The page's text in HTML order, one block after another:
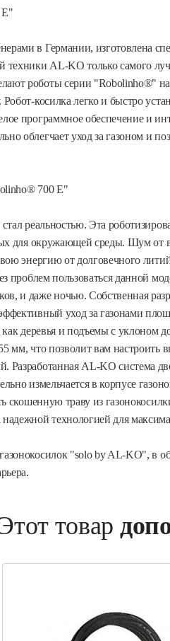
E"
в Германии, изготовлена
техники AL-KO только самого
роботы серии "Robolinho®"
косилка легко и быстро
программное обеспечение и
облегчает уход за газоном и
700 E"
реальностью. Эта
для окружающей среды. Шум от
энергию от долговечного
проблем пользоваться данной
и даже ночью. Собственная
уход за газонами
деревья и подъемы с уклоном
мм, что позволит вам настроить
Разработанная AL-KO система
измельчается в корпусе
скошенную траву из
технологией для
"solo by AL-KO", в
товар